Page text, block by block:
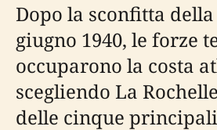
Dopo la sconfitta
giugno 1940, le forze
occuparono la costa
scegliendo La
delle cinque